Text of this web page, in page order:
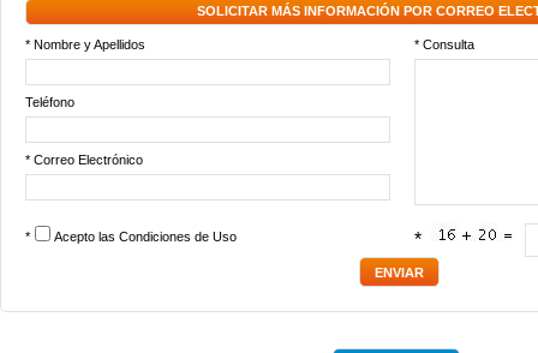
SOLICITAR MÁS INFORMACIÓN POR CORREO
* Nombre y Apellidos * Consulta
Teléfono
* Correo Electrónico
* Acepto las Condiciones de Uso *